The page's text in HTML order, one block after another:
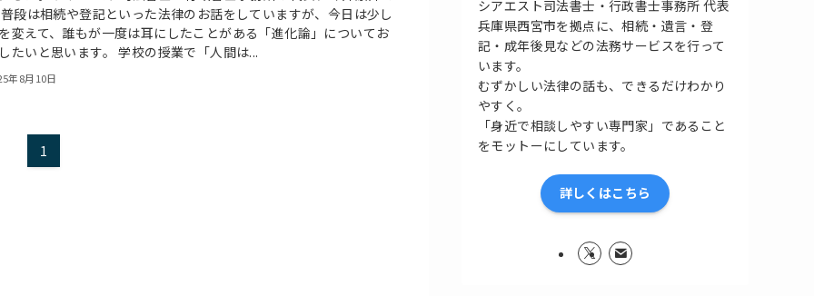
段は相続や登記といった法律のお話をしていますが、今日は少し
変えて、誰もが一度は耳にしたことがある「進化論」についてお
たいと思います。 学校の授業で「人間は...
年8月10日
1
シアエスト司法書士・行政書士事務所 代表
兵庫県西宮市を拠点に、相続・遺言・登
記・成年後見などの法務サービスを行って
います。
むずかしい法律の話も、できるだけわかり
やすく。
「身近で相談しやすい専門家」であること
をモットーにしています。
詳しくはこちら